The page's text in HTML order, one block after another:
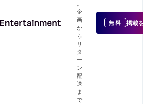
企
画
か
ら
リ
タ
ー
ン
配
送
ま
で
無料 掲載